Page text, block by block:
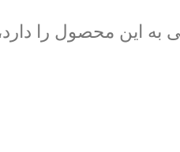
محصول را دارد،